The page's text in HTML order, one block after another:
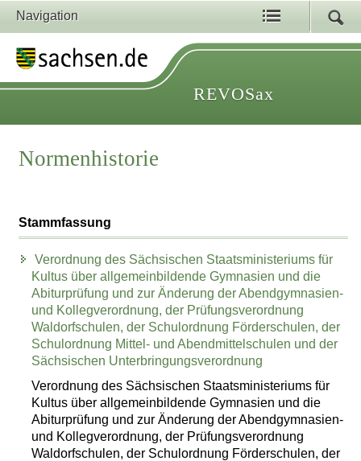
Navigation
REVOSax
Normenhistorie
Stammfassung
Verordnung des Sächsischen Staatsministeriums für
Kultus über allgemeinbildende Gymnasien und die
Abiturprüfung und zur Änderung der Abendgymnasien-
und Kollegverordnung, der Prüfungsverordnung
Waldorfschulen, der Schulordnung Förderschulen, der
Schulordnung Mittel- und Abendmittelschulen und der
Sächsischen Unterbringungsverordnung
Verordnung des Sächsischen Staatsministeriums für
Kultus über allgemeinbildende Gymnasien und die
Abiturprüfung und zur Änderung der Abendgymnasien-
und Kollegverordnung, der Prüfungsverordnung
Waldorfschulen, der Schulordnung Förderschulen, der